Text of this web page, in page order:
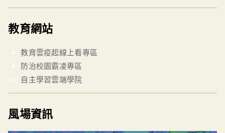
教育網站
教育雲疫起線上看專區
防治校園霸凌專區
自主學習雲端學院
風場資訊